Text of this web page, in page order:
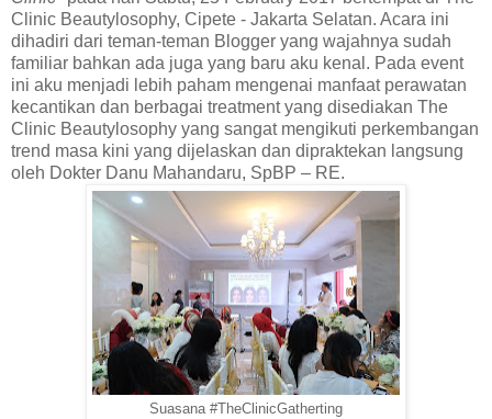
Clinic Beautylosophy, Cipete - Jakarta Selatan. Acara ini
dihadiri dari teman-teman Blogger yang wajahnya sudah
familiar bahkan ada juga yang baru aku kenal. Pada event
ini aku menjadi lebih paham mengenai manfaat perawatan
kecantikan dan berbagai treatment yang disediakan The
Clinic Beautylosophy yang sangat mengikuti perkembangan
trend masa kini yang dijelaskan dan dipraktekan langsung
oleh Dokter Danu Mahandaru, SpBP – RE.
Suasana #TheClinicGatherting